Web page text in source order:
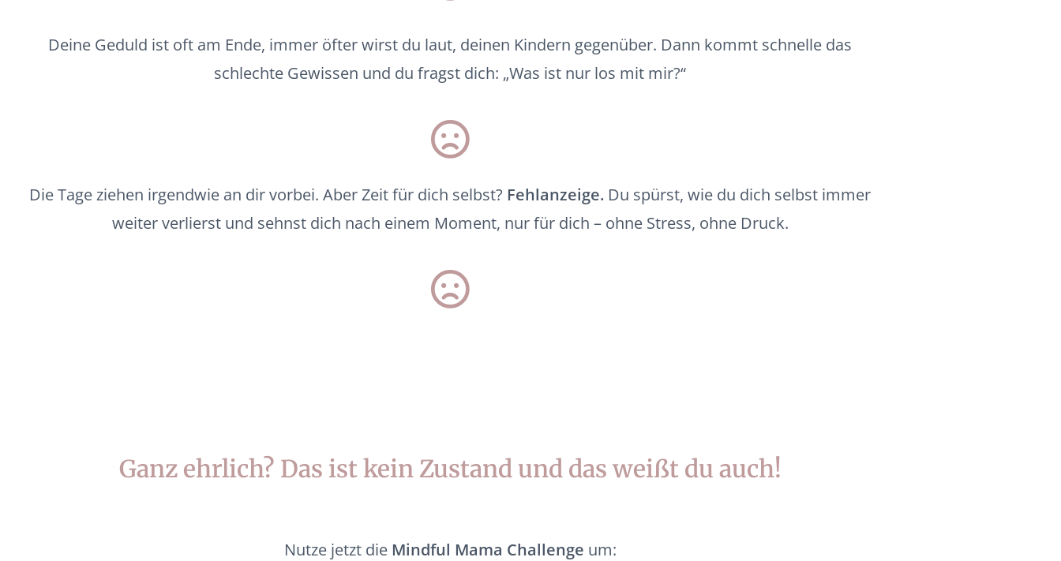
Deine Geduld ist oft am Ende, immer öfter wirst du laut, deinen Kindern gegenüber. Dann kommt schnelle das
schlechte Gewissen und du fragst dich: „Was ist nur los mit mir?“
Die Tage ziehen irgendwie an dir vorbei. Aber Zeit für dich selbst? Fehlanzeige. Du spürst, wie du dich selbst immer
weiter verlierst und sehnst dich nach einem Moment, nur für dich – ohne Stress, ohne Druck.
Ganz ehrlich? Das ist kein Zustand und das weißt du auch!
Nutze jetzt die Mindful Mama Challenge um: